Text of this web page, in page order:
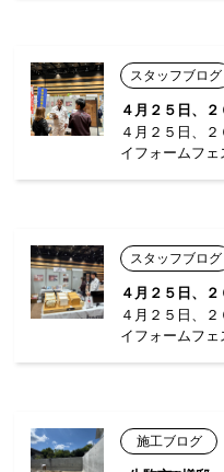
スタッフブログ
４月２５日、
イフォームフ
スタッフブログ
４月２５日、
イフォームフ
施工ブログ